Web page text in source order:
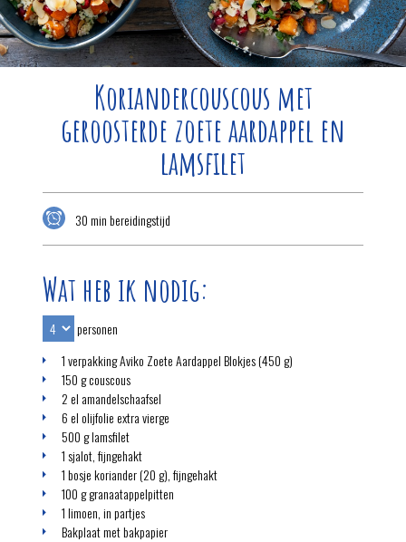
Koriandercouscous met
geroosterde zoete aardappel en
lamsfilet
30 min bereidingstijd
Wat heb ik nodig:
personen
1 verpakking Aviko Zoete Aardappel Blokjes (450 g)
150 g couscous
2 el amandelschaafsel
6 el olijfolie extra vierge
500 g lamsfilet
1 sjalot, fijngehakt
1 bosje koriander (20 g), fijngehakt
100 g granaatappelpitten
1 limoen, in partjes
Bakplaat met bakpapier